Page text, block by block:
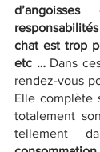
chat est trop
etc … Dans
rendez-vous
Elle complète
totalement
tellement